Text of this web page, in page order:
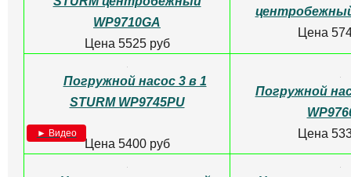
Насос ДРЕНАЖНИК 220/12
► Видео
Цена 8307 руб Цена